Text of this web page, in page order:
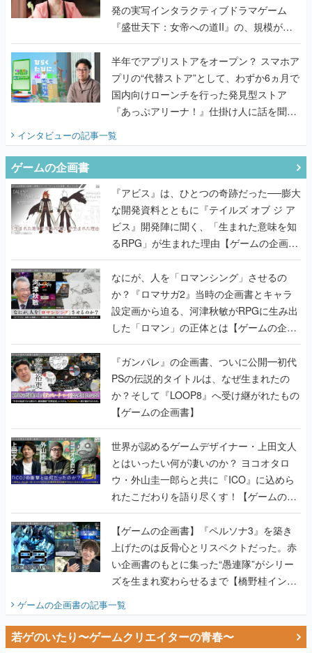
半年でアプリストアをオープン？ スマホア
プリの“代替ストア”として、わずか6ヵ月で
国内向けローンチを行った発見型ストア
『あっぷアリーナ！』仕掛け人に話を聞い
てみた
インタビューの記事一覧
『アビス』は、ひとつの奇跡だった──膨大
な開発資料とともに『テイルズ オブ ジ ア
るRPG」が生まれた理由【ゲームの企画
書】
なにが、人を「ロマンシング」させるの
か？『ロマサガ2』当時の企画書とキャラ
設定画から迫る、河津秋敏がRPGに生み出
した「ロマン」の正体とは【ゲームの企画
書】
『ガンパレ』の企画書、ついに公開━初代
PSの伝説的タイトルは、なぜ生まれたの
か？そして『LOOP8』へ受け継がれたもの
【ゲームの企画書】
世界が認めるゲームデザイナー・上田文人
とはいったい何が凄いのか？ ヨコオタロ
ウ・外山圭一郎らと共に『ICO』に込めら
れたこだわりを語り尽くす！【ゲームの企
画書】
【ゲームの企画書】『ペルソナ3』を築き
上げたのは反骨心とリスペクトだった。赤
い企画書のもとに集った“愚連隊”がシリー
ズを生まれ変わらせるまで【橋野桂インタ
ビュー】
ゲームの企画書の記事一覧
若ゲのいたり〜ゲームクリエイターの青春〜
田中圭一のゲーム業界取材マンガ『若ゲの
いたり』第2巻が発売。『ポケモン』田尻
智さん、『ゼビウス』遠藤雅伸さんらの貴